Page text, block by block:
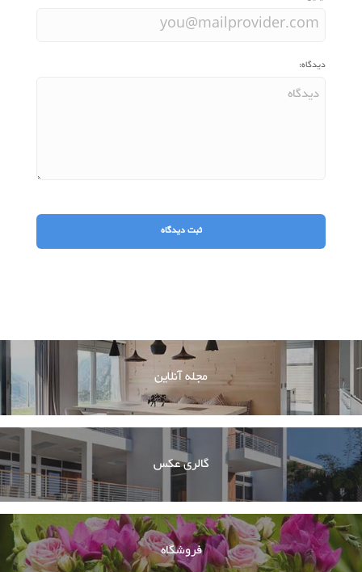
دیدگاه:
مجله آنلاین
گالری عکس
فروشگاه